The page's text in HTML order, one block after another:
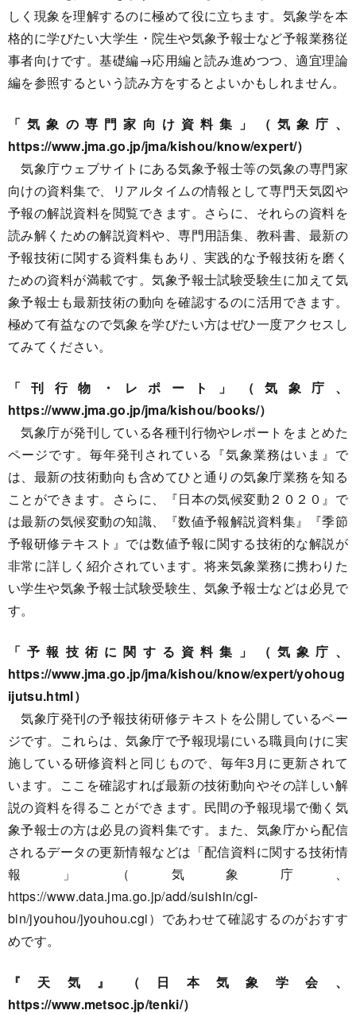
しく現象を理解するのに極めて役に立ちます。気象学を本
格的に学びたい大学生・院生や気象予報士など予報業務従
事者向けです。基礎編→応用編と読み進めつつ、適宜理論
編を参照するという読み方をするとよいかもしれません。
「気象の専門家向け資料集」（気象庁、
https://www.jma.go.jp/jma/kishou/know/expert/）
気象庁ウェブサイトにある気象予報士等の気象の専門家
向けの資料集で、リアルタイムの情報として専門天気図や
予報の解説資料を閲覧できます。さらに、それらの資料を
読み解くための解説資料や、専門用語集、教科書、最新の
予報技術に関する資料集もあり、実践的な予報技術を磨く
ための資料が満載です。気象予報士試験受験生に加えて気
象予報士も最新技術の動向を確認するのに活用できます。
極めて有益なので気象を学びたい方はぜひ一度アクセスし
てみてください。
「刊行物・レポート」（気象庁、
https://www.jma.go.jp/jma/kishou/books/）
気象庁が発刊している各種刊行物やレポートをまとめた
ページです。毎年発刊されている『気象業務はいま』で
は、最新の技術動向も含めてひと通りの気象庁業務を知る
ことができます。さらに、『日本の気候変動２０２０』で
は最新の気候変動の知識、『数値予報解説資料集』『季節
予報研修テキスト』では数値予報に関する技術的な解説が
非常に詳しく紹介されています。将来気象業務に携わりた
い学生や気象予報士試験受験生、気象予報士などは必見で
す。
「予報技術に関する資料集」（気象庁、
https://www.jma.go.jp/jma/kishou/know/expert/yohoug
ijutsu.html）
気象庁発刊の予報技術研修テキストを公開しているペー
ジです。これらは、気象庁で予報現場にいる職員向けに実
施している研修資料と同じもので、毎年3月に更新されて
います。ここを確認すれば最新の技術動向やその詳しい解
説の資料を得ることができます。民間の予報現場で働く気
象予報士の方は必見の資料集です。また、気象庁から配信
されるデータの更新情報などは「配信資料に関する技術情
報」（気象庁、
https://www.data.jma.go.jp/add/suishin/cgi-
bin/jyouhou/jyouhou.cgi）であわせて確認するのがおすす
めです。
『天気』（日本気象学会、
https://www.metsoc.jp/tenki/）